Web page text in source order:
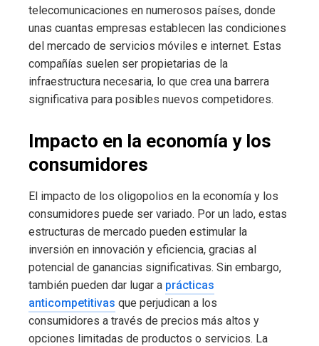
telecomunicaciones en numerosos países, donde
unas cuantas empresas establecen las condiciones
del mercado de servicios móviles e internet. Estas
compañías suelen ser propietarias de la
infraestructura necesaria, lo que crea una barrera
significativa para posibles nuevos competidores.
Impacto en la economía y los
consumidores
El impacto de los oligopolios en la economía y los
consumidores puede ser variado. Por un lado, estas
estructuras de mercado pueden estimular la
inversión en innovación y eficiencia, gracias al
potencial de ganancias significativas. Sin embargo,
también pueden dar lugar a prácticas
anticompetitivas que perjudican a los
consumidores a través de precios más altos y
opciones limitadas de productos o servicios. La